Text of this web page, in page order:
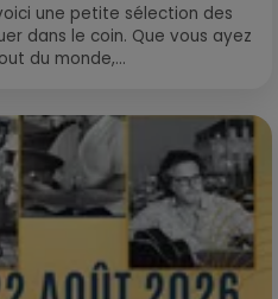
une petite sélection des
dans le coin. Que vous ayez
du monde,...